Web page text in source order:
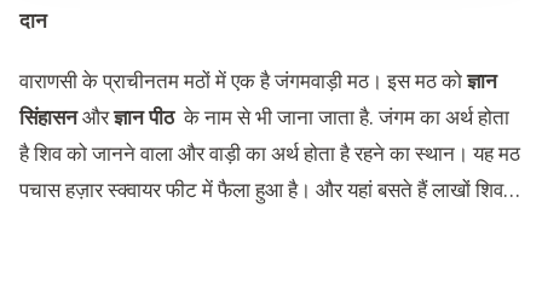
दान
वाराणसी के प्राचीनतम मठों में एक है जंगमवाड़ी मठ। इस मठ कोज्ञान
सिंहासनऔरज्ञान पीठके नाम से भी जाना जाता है. जंगम का अर्थ होता
है शिव को जानने वाला और वाड़ी का अर्थ होता है रहने का स्थान। यह मठ
पचास हज़ार स्क्वायर फीट में फैला हुआ है। और यहां बसते हैं लाखों शिव…